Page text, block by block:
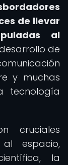
de llevar
al
de
y muchas
tecnología
cruciales
espacio,
la